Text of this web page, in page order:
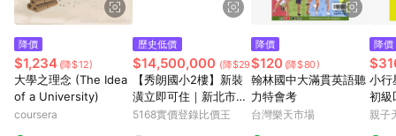
降價
$1,234 (降$12)
大學之理念 (The Idea
of a University)
coursera
歷史低價
$14,500,000 (降$29,480,000)
【秀朗國小2樓】新裝
潢立即可住｜新北市永
和區民生路
5168實價登錄比價王
降價
$120 (降$80)
翰林國中大滿貫英語聽
力特會考
台灣樂天市場
降價
小行
初級
親子